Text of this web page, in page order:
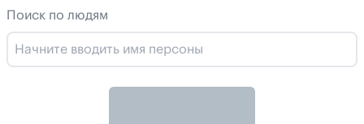
Поиск по людям